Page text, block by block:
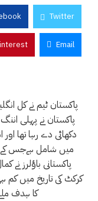
Twitter
Email
پاکستان ٹیم نے کل
دکھائی دے رہا تھا
میں شامل ہےجس کے
پاکستانی باؤلرز نے کمال کردیا
کا ہدف ملے اور وہ 20 اوور